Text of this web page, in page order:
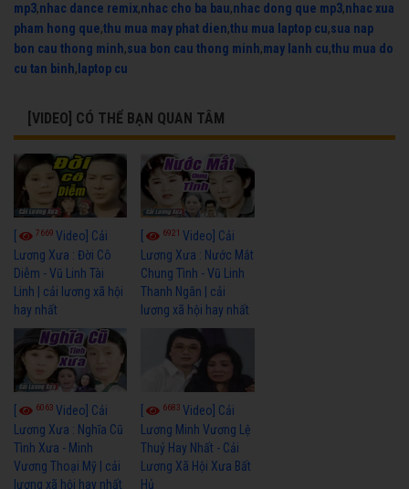
mp3,nhac dance remix,nhac cho ba bau,nhac dong que mp3,nhac xua
pham hong que,thu mua may phat dien,thu mua laptop cu,sua nap
bon cau thong minh,sua bon cau thong minh,may lanh cu,thu mua do
cu tan binh, laptop cu
[VIDEO] CÓ THỂ BẠN QUAN TÂM
7669 Video] Cải
Lương Xưa : Đời Cô
Diễm - Vũ Linh Tài
Linh | cải lương xã hội
hay nhất
6921Video] Cải
Lương Xưa : Nước Mắt
Chung Tình - Vũ Linh
Thanh Ngân | cải
lương xã hội hay nhất
6063 Video] Cải
Lương Xưa : Nghĩa Cũ
Tình Xưa - Minh
Vương Thoại Mỹ | cải
lương xã hội hay nhất
6683Video] Cải
Lương Minh Vương Lệ
Thuỷ Hay Nhất - Cải
Lương Xã Hội Xưa Bất
Hủ